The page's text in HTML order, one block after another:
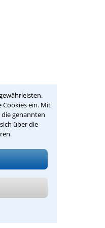
Cookies ein. Mit
genannten
über die